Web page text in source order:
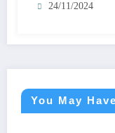
24/11/2024
You May